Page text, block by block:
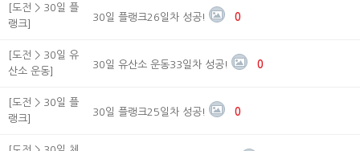
[도전 > 30일 플
랭크]
30일 플랭크26일차 성공! 0
[도전 > 30일 유
산소 운동]
30일 유산소 운동33일차 성공! 0
[도전 > 30일 플
랭크]
30일 플랭크25일차 성공! 0